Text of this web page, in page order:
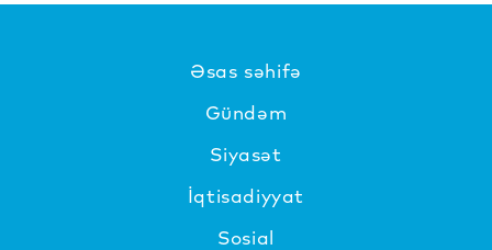
Əsas səhifə
Gündəm
Siyasət
İqtisadiyyat
Sosial